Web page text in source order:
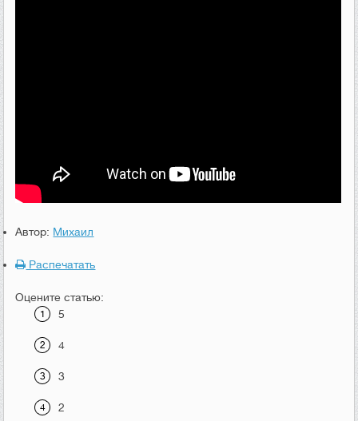
Автор: Михаил
Распечатать
Оцените статью:
5
4
3
2